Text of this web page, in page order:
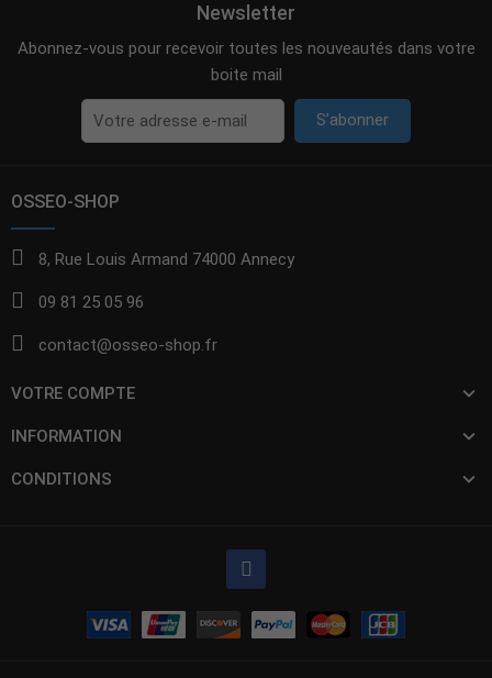
Newsletter
Abonnez-vous pour recevoir toutes les nouveautés dans votre
boite mail
S’abonner
OSSEO-SHOP
8, Rue Louis Armand 74000 Annecy
09 81 25 05 96
contact@osseo-shop.fr
VOTRE COMPTE
INFORMATION
CONDITIONS